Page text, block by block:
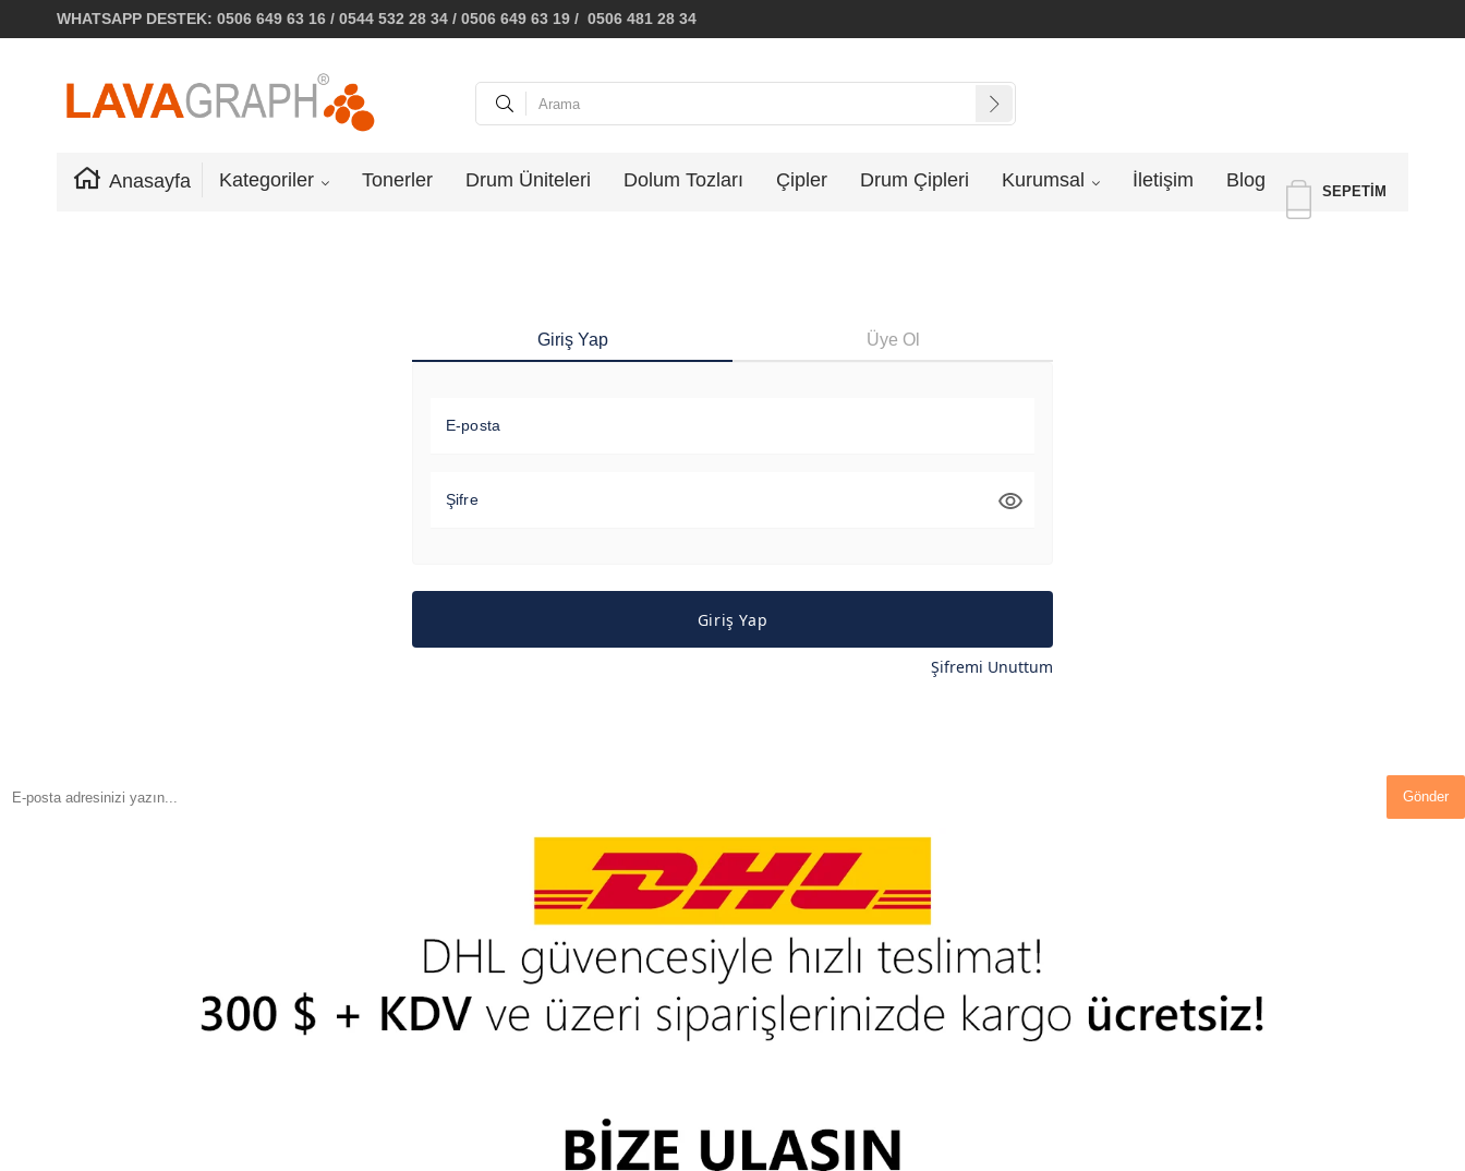
WHATSAPP DESTEK: 0506 649 63 16 / 0544 532 28 34 / 0506 649 63 19 / 0506 481 28 34
SEPETIM
Anasayfa Kategoriler Tonerler Drum Üniteleri Dolum Tozları Çipler Drum Çipleri Kurumsal İletişim Blog
Giriş Yap Üye Ol
E-posta
Şifre
Giriş Yap
Şifremi Unuttum
Gönder